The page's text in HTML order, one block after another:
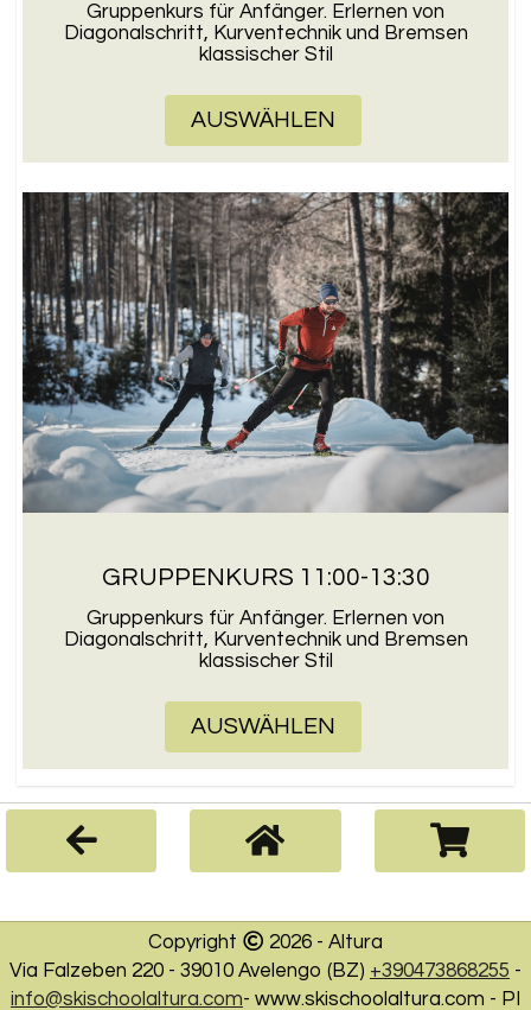
Gruppenkurs für Anfänger. Erlernen von
Diagonalschritt, Kurventechnik und Bremsen
klassischer Stil
AUSWÄHLEN
GRUPPENKURS 11:00-13:30
Gruppenkurs für Anfänger. Erlernen von
Diagonalschritt, Kurventechnik und Bremsen
klassischer Stil
AUSWÄHLEN
Copyright 2026 -Altura
Via Falzeben 220 - 39010 Avelengo (BZ) +390473868255 -
info@skischoolaltura.com- www.skischoolaltura.com - PI